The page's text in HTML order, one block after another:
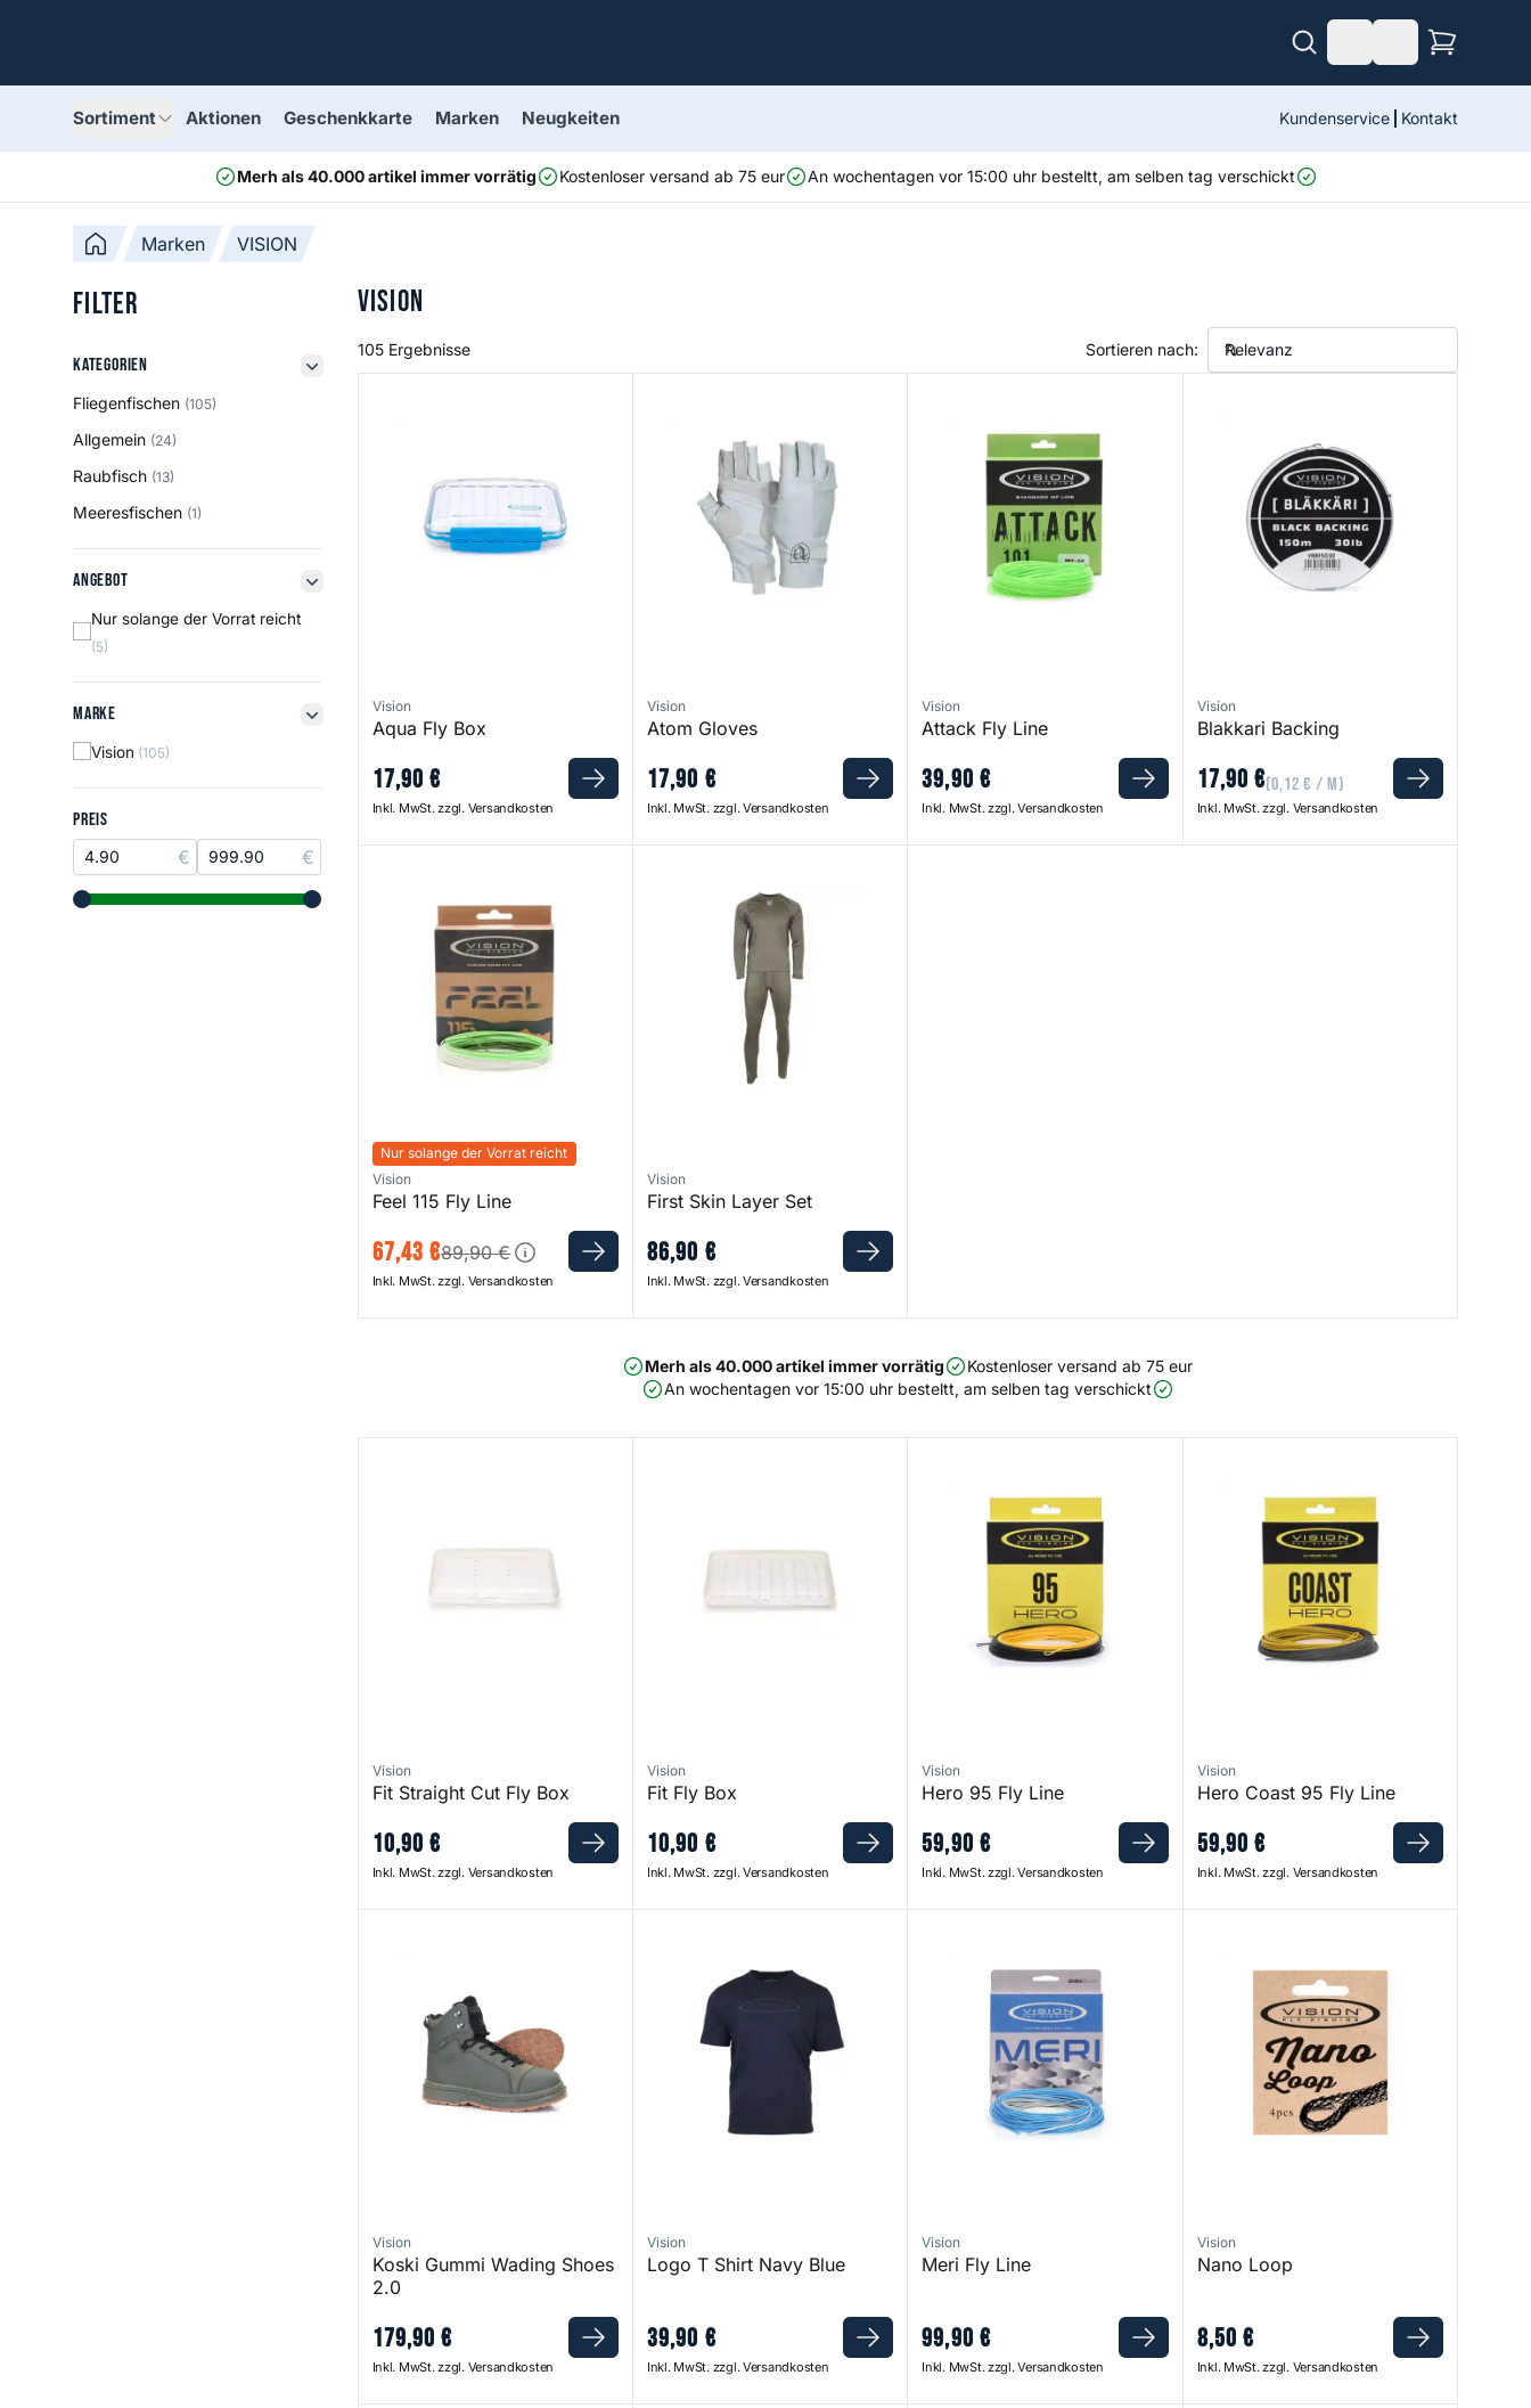
Sortiment Aktionen Geschenkkarte Marken Neugkeiten Kundenservice Kontakt
Merh als 40.000 artikel immer vorrätig Kostenloser versand ab 75 eur An wochentagen vor 15:00 uhr besteltt, am selben tag verschickt
Marken VISION
Filter
Kategorien
Kategorien
filter button
Fliegenfischen (105)
Allgemein (24)
Raubfisch (13)
Meeresfischen (1)
Angebot
Angebot filter button
Nur solange der Vorrat reicht
(5)
Marke
Marke filter button
Vision (105)
Preis
PREIS
range slider button range slider button
VISION
105 Ergebnisse Sortieren nach:
Vision
Aqua Fly Box
17,90 €
Inkl. MwSt. zzgl. Versandkosten
Vision
Atom Gloves
17,90 €
Inkl. MwSt. zzgl. Versandkosten
Vision
Attack Fly Line
39,90 €
Inkl. MwSt. zzgl. Versandkosten
Vision
Blakkari Backing
17,90 €(0,12 € / m)
Inkl. MwSt. zzgl. Versandkosten
Nur solange der Vorrat reicht
Vision
Feel 115 Fly Line
67,43 €89,90 €
Inkl. MwSt. zzgl. Versandkosten
Vision
First Skin Layer Set
86,90 €
Inkl. MwSt. zzgl. Versandkosten
Merh als 40.000 artikel immer vorrätig
Kostenloser versand ab 75 eur
An wochentagen vor 15:00 uhr besteltt, am selben tag verschickt
Vision
Fit Straight Cut Fly Box
10,90 €
Inkl. MwSt. zzgl. Versandkosten
Vision
Fit Fly Box
10,90 €
Inkl. MwSt. zzgl. Versandkosten
Vision
Hero 95 Fly Line
59,90 €
Inkl. MwSt. zzgl. Versandkosten
Vision
Hero Coast 95 Fly Line
59,90 €
Inkl. MwSt. zzgl. Versandkosten
Vision
Koski Gummi Wading Shoes
2.0
179,90 €
Inkl. MwSt. zzgl. Versandkosten
Vision
Logo T Shirt Navy Blue
39,90 €
Inkl. MwSt. zzgl. Versandkosten
Vision
Meri Fly Line
99,90 €
Inkl. MwSt. zzgl. Versandkosten
Vision
Nano Loop
8,50 €
Inkl. MwSt. zzgl. Versandkosten